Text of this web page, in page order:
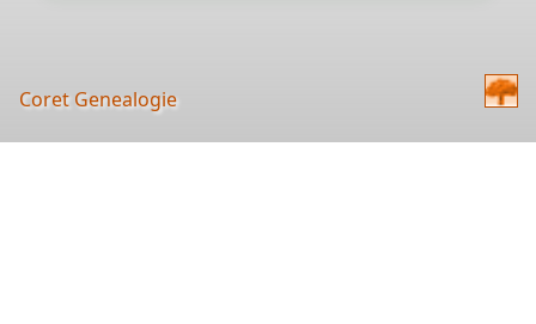
Coret Genealogie